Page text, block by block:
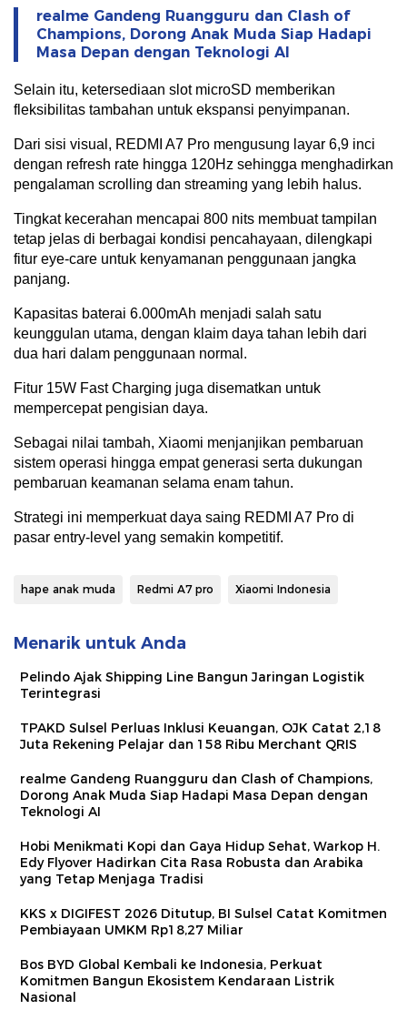
realme Gandeng Ruangguru dan Clash of
Champions, Dorong Anak Muda Siap Hadapi
Masa Depan dengan Teknologi AI
Selain itu, ketersediaan slot microSD memberikan
fleksibilitas tambahan untuk ekspansi penyimpanan.
Dari sisi visual, REDMI A7 Pro mengusung layar 6,9 inci
dengan refresh rate hingga 120Hz sehingga menghadirkan
pengalaman scrolling dan streaming yang lebih halus.
Tingkat kecerahan mencapai 800 nits membuat tampilan
tetap jelas di berbagai kondisi pencahayaan, dilengkapi
fitur eye-care untuk kenyamanan penggunaan jangka
panjang.
Kapasitas baterai 6.000mAh menjadi salah satu
keunggulan utama, dengan klaim daya tahan lebih dari
dua hari dalam penggunaan normal.
Fitur 15W Fast Charging juga disematkan untuk
mempercepat pengisian daya.
Sebagai nilai tambah, Xiaomi menjanjikan pembaruan
sistem operasi hingga empat generasi serta dukungan
pembaruan keamanan selama enam tahun.
Strategi ini memperkuat daya saing REDMI A7 Pro di
pasar entry-level yang semakin kompetitif.
hape anak muda Redmi A7 pro Xiaomi Indonesia
Menarik untuk Anda
Pelindo Ajak Shipping Line Bangun Jaringan Logistik
Terintegrasi
TPAKD Sulsel Perluas Inklusi Keuangan, OJK Catat 2,18
Juta Rekening Pelajar dan 158 Ribu Merchant QRIS
realme Gandeng Ruangguru dan Clash of Champions,
Dorong Anak Muda Siap Hadapi Masa Depan dengan
Teknologi AI
Hobi Menikmati Kopi dan Gaya Hidup Sehat, Warkop H.
Edy Flyover Hadirkan Cita Rasa Robusta dan Arabika
yang Tetap Menjaga Tradisi
KKS x DIGIFEST 2026 Ditutup, BI Sulsel Catat Komitmen
Pembiayaan UMKM Rp18,27 Miliar
Bos BYD Global Kembali ke Indonesia, Perkuat
Komitmen Bangun Ekosistem Kendaraan Listrik
Nasional